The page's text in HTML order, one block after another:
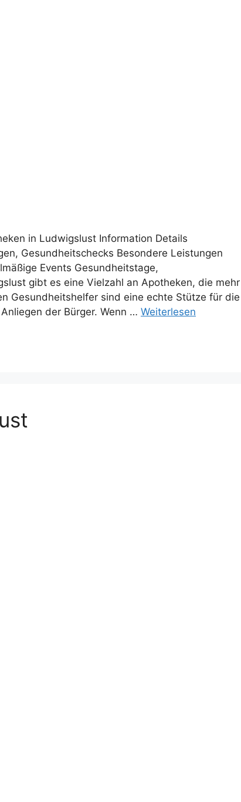
in Ludwigslust Information Details
Gesundheitschecks Besondere Leistungen
Events Gesundheitstage,
gibt es eine Vielzahl an Apotheken, die mehr
Gesundheitshelfer sind eine echte Stütze für die
der Bürger. Wenn … Weiterlesen